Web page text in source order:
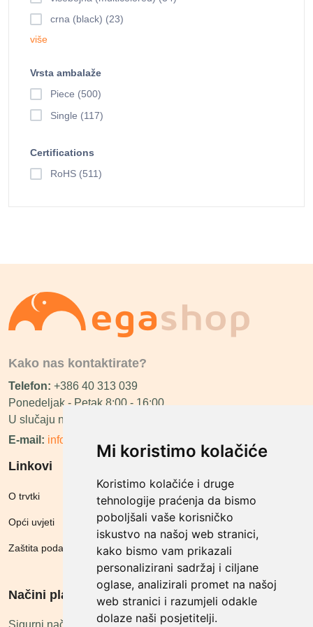
Mi koristimo kolačiće
Koristimo kolačiće i druge
tehnologije praćenja da bismo
poboljšali vaše korisničko
iskustvo na našoj web stranici,
kako bismo vam prikazali
personalizirani sadržaj i ciljane
oglase, analizirali promet na našoj
web stranici i razumjeli odakle
dolaze naši posjetitelji.
crna (black) (23)
više
Vrsta ambalaže
Piece (500)
Single (117)
Certifications
RoHS (511)
Kako nas kontaktirate?
Telefon: +386 40 313 039
Ponedeljak - Petak 8:00 - 16:00
U slučaju neraspoloživosti ćemo vas nazvati.
E-mail: info@megashop.hr
Linkovi
O trvtki
Opći uvjeti
Zaštita podataka
Načini plačanja
Sigurni načini plaćanja